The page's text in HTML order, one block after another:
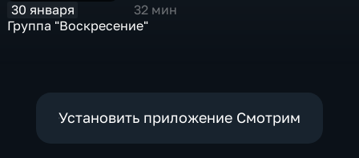
30 января
32 мин
Группа "Воскресение"
Установить приложение Смотрим